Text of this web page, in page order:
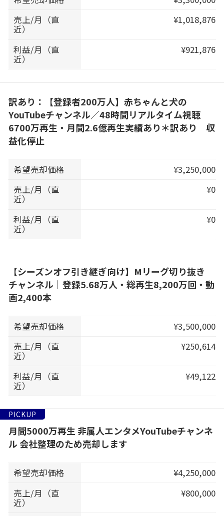
売上/月（直
近）
¥1,018,876
利益/月（直
近）
¥921,876
訳あり：【登録者200万人】赤ちゃんと犬の
YouTubeチャンネル／48時間リアルタイム視聴
6700万再生・月間2.6億再生実績あり＊訳あり 収
益化停止
希望売却価格
¥3,250,000
売上/月（直
近）
¥0
利益/月（直
近）
¥0
【シーズンオフ引き継ぎ向け】Mリーグ切り抜き
チャンネル｜登録5.68万人・総再生8,200万回・動
画2,400本
希望売却価格
¥3,500,000
売上/月（直
近）
¥250,614
利益/月（直
近）
¥49,122
PICKUP
月間5000万再生 非属人エンタメYouTubeチャンネ
ル 会社整理のため売却します
希望売却価格
¥4,250,000
売上/月（直
近）
¥800,000